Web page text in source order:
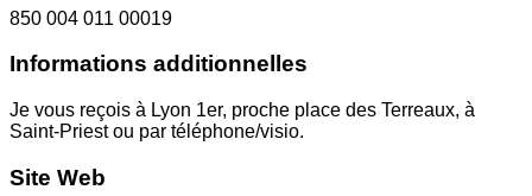
850 004 011 00019
Informations additionnelles
Je vous reçois à Lyon 1er, proche place des Terreaux, à
Saint-Priest ou par téléphone/visio.
Site Web